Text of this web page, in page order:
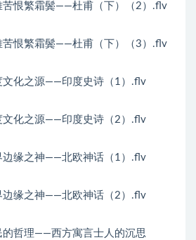
苦恨繁霜鬓——杜甫（下）（2）.flv
苦恨繁霜鬓——杜甫（下）（3）.flv
文化之源——印度史诗（1）.flv
文化之源——印度史诗（2）.flv
边缘之神——北欧神话（1）.flv
边缘之神——北欧神话（2）.flv
哲理——西方寓言士人的沉思